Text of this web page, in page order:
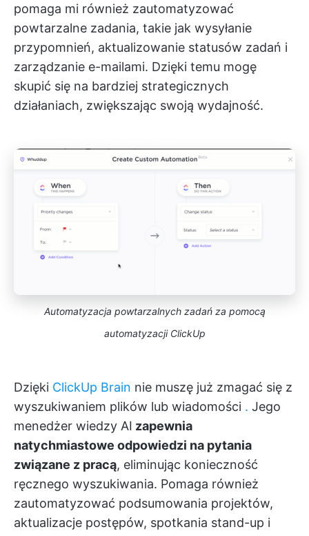
pomaga mi również zautomatyzować
powtarzalne zadania, takie jak wysyłanie
przypomnień, aktualizowanie statusów zadań i
zarządzanie e-mailami. Dzięki temu mogę
skupić się na bardziej strategicznych
działaniach, zwiększając swoją wydajność.
Automatyzacja powtarzalnych zadań za pomocą
automatyzacji ClickUp
Dzięki ClickUp Brain nie muszę już zmagać się z
wyszukiwaniem plików lub wiadomości . Jego
menedżer wiedzy AI zapewnia
natychmiastowe odpowiedzi na pytania
związane z pracą, eliminując konieczność
ręcznego wyszukiwania. Pomaga również
zautomatyzować podsumowania projektów,
aktualizacje postępów, spotkania stand-up i